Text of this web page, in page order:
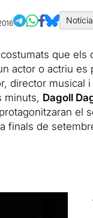
Notícia
que
actor o actriu es
director musical
minuts, Dagoll
el
finals de